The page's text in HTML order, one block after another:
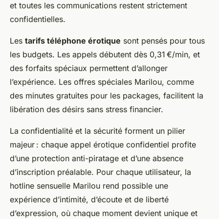
et toutes les communications restent strictement
confidentielles.
Les tarifs téléphone érotique sont pensés pour tous
les budgets. Les appels débutent dès 0,31 €/min, et
des forfaits spéciaux permettent d’allonger
l’expérience. Les offres spéciales Marilou, comme
des minutes gratuites pour les packages, facilitent la
libération des désirs sans stress financier.
La confidentialité et la sécurité forment un pilier
majeur : chaque appel érotique confidentiel profite
d’une protection anti-piratage et d’une absence
d’inscription préalable. Pour chaque utilisateur, la
hotline sensuelle Marilou rend possible une
expérience d’intimité, d’écoute et de liberté
d’expression, où chaque moment devient unique et